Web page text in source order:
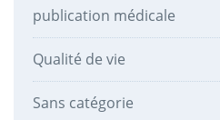
publication médicale
Qualité de vie
Sans catégorie